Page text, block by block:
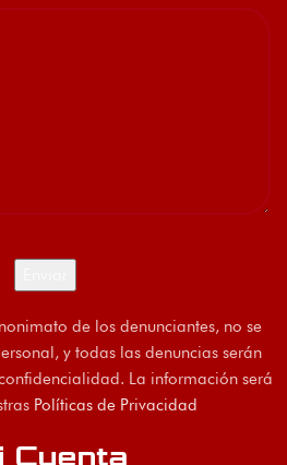
de los denunciantes, no se
y todas las denuncias serán
La información será
Políticas de Privacidad
Cuenta